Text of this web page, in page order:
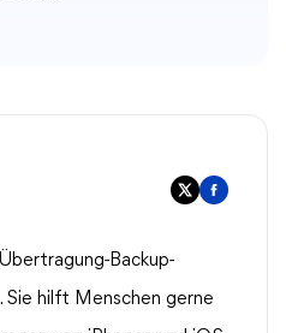
Backup-
Sie hilft Menschen gerne